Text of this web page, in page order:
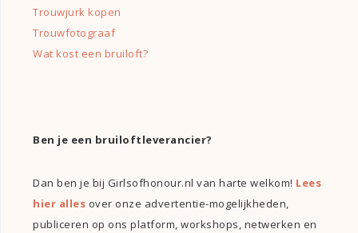
Trouwjurk kopen
Trouwfotograaf
Wat kost een bruiloft?
Ben je een bruiloftleverancier?
Dan ben je bij Girlsofhonour.nl van harte welkom! Lees
hier alles over onze advertentie-mogelijkheden,
publiceren op ons platform, workshops, netwerken en